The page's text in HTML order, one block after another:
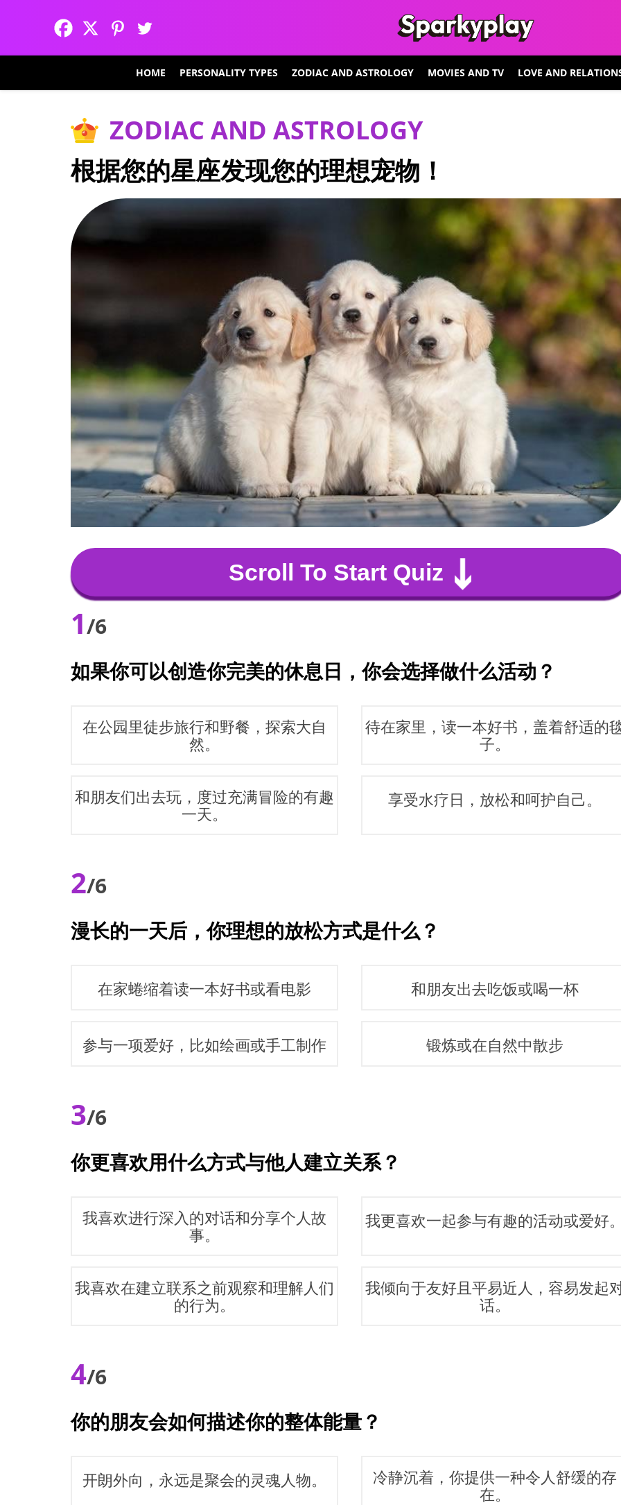
HOME PERSONALITY TYPES ZODIAC AND ASTROLOGY MOVIES AND TV LOVE AND
ZODIAC AND ASTROLOGY
根据您的星座发现您的理想宠物！
Scroll To Start Quiz
1/6
如果你可以创造你完美的休息日，你会选择做什么活动？
在公园里徒步旅行和野餐，探索大自
然。
待在家里，读一本好书，盖着舒适的
子。
和朋友们出去玩，度过充满冒险的有趣
一天。
享受水疗日，放松和呵护自己。
2/6
漫长的一天后，你理想的放松方式是什么？
在家蜷缩着读一本好书或看电影 和朋友出去吃饭或喝一杯
参与一项爱好，比如绘画或手工制作 锻炼或在自然中散步
3/6
你更喜欢用什么方式与他人建立关系？
我喜欢进行深入的对话和分享个人故
事。
我更喜欢一起参与有趣的活动或爱好
我喜欢在建立联系之前观察和理解人们
的行为。
我倾向于友好且平易近人，容易发起
话。
4/6
你的朋友会如何描述你的整体能量？
开朗外向，永远是聚会的灵魂人物。
冷静沉着，你提供一种令人舒缓的存
在。